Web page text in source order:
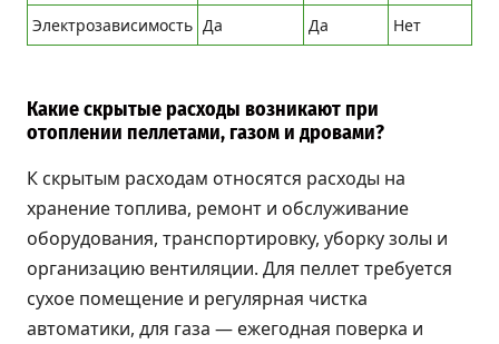
Электрозависимость Да Да Нет
Какие скрытые расходы возникают при
отоплении пеллетами, газом и дровами?
К скрытым расходам относятся расходы на
хранение топлива, ремонт и обслуживание
оборудования, транспортировку, уборку золы и
организацию вентиляции. Для пеллет требуется
сухое помещение и регулярная чистка
автоматики, для газа — ежегодная поверка и